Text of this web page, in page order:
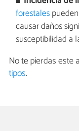
forestales
causar daños
susceptibilidad a
No te pierdas este
tipos.